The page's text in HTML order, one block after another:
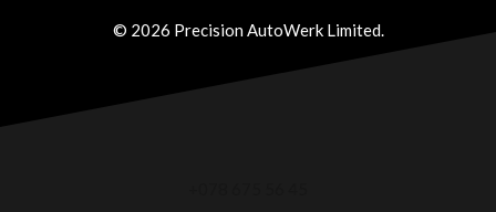
© 2026 Precision AutoWerk Limited.